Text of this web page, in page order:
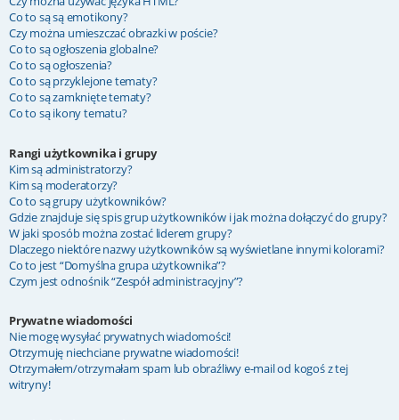
Co to są są emotikony?
Czy można umieszczać obrazki w poście?
Co to są ogłoszenia globalne?
Co to są ogłoszenia?
Co to są przyklejone tematy?
Co to są zamknięte tematy?
Co to są ikony tematu?
Rangi użytkownika i grupy
Kim są administratorzy?
Kim są moderatorzy?
Co to są grupy użytkowników?
Gdzie znajduje się spis grup użytkowników i jak można dołączyć do grupy?
W jaki sposób można zostać liderem grupy?
Dlaczego niektóre nazwy użytkowników są wyświetlane innymi kolorami?
Co to jest “Domyślna grupa użytkownika”?
Czym jest odnośnik “Zespół administracyjny”?
Prywatne wiadomości
Nie mogę wysyłać prywatnych wiadomości!
Otrzymuję niechciane prywatne wiadomości!
Otrzymałem/otrzymałam spam lub obraźliwy e-mail od kogoś z tej
witryny!